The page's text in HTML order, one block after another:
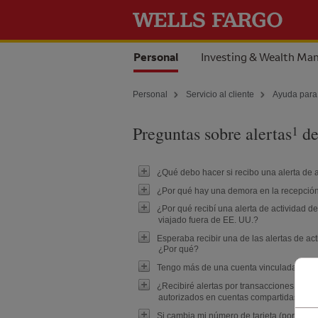
Seleccionada
Personal Investing & Wealth
Personal Servicio al cliente Ayuda
Preguntas sobre alertasNota al pie 11
¿Qué debo hacer si recibo una alerta de
¿Por qué hay una demora en la
¿Por qué recibí una alerta de actividad
viajado fuera de EE. UU.?
Esperaba recibir una de las alertas de
¿Por qué?
Tengo más de una cuenta vinculada a
¿Recibiré alertas por transacciones con
autorizados en cuentas compartidas?
Si cambia mi número de tarjeta (por